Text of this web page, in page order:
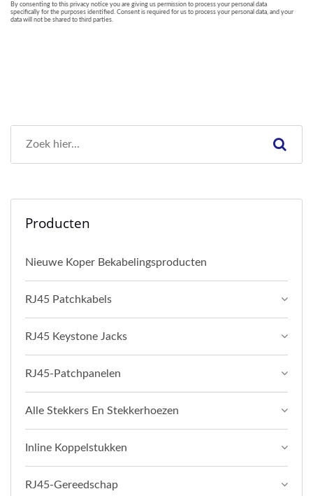
Producten
Nieuwe Koper Bekabelingsproducten
RJ45 Patchkabels
RJ45 Keystone Jacks
RJ45-Patchpanelen
Alle Stekkers En Stekkerhoezen
Inline Koppelstukken
RJ45-Gereedschap